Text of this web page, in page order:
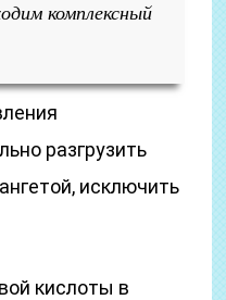
комплексный
разгрузить
исключить
кислоты в